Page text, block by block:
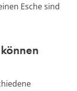
Esche sind